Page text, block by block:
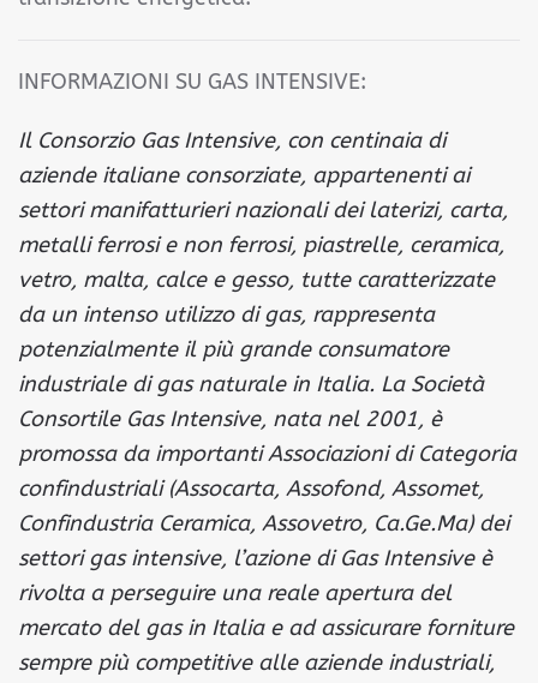
INFORMAZIONI SU GAS INTENSIVE:
Il Consorzio Gas Intensive, con centinaia di
aziende italiane consorziate, appartenenti ai
settori manifatturieri nazionali dei laterizi, carta,
metalli ferrosi e non ferrosi, piastrelle, ceramica,
vetro, malta, calce e gesso, tutte caratterizzate
da un intenso utilizzo di gas, rappresenta
potenzialmente il più grande consumatore
industriale di gas naturale in Italia. La Società
Consortile Gas Intensive, nata nel 2001, è
promossa da importanti Associazioni di Categoria
confindustriali (Assocarta, Assofond, Assomet,
Confindustria Ceramica, Assovetro, Ca.Ge.Ma) dei
settori gas intensive, l’azione di Gas Intensive è
rivolta a perseguire una reale apertura del
mercato del gas in Italia e ad assicurare forniture
sempre più competitive alle aziende industriali,